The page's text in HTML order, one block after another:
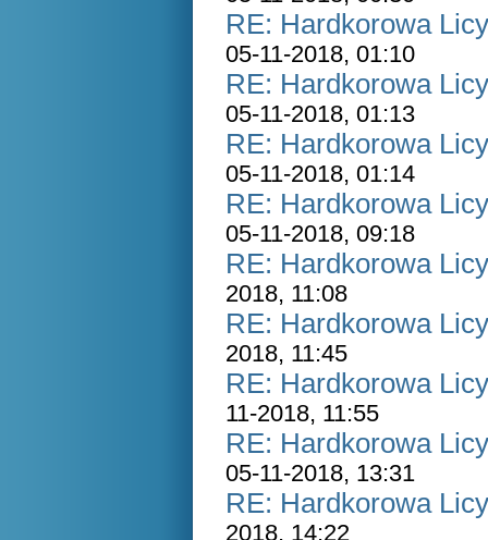
RE: Hardkorowa
05-11-2018, 01:10
RE: Hardkorowa
05-11-2018, 01:13
RE: Hardkorowa
05-11-2018, 01:14
RE: Hardkorowa
05-11-2018, 09:18
RE: Hardkorowa
2018, 11:08
RE: Hardkorowa
2018, 11:45
RE: Hardkorowa
11-2018, 11:55
RE: Hardkorowa
05-11-2018, 13:31
RE: Hardkorowa
2018, 14:22